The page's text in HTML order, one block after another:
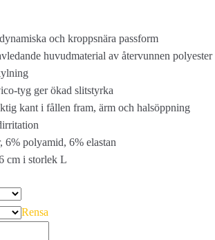
och kroppsnära passform
huvudmaterial av återvunnen polyester
tyg ger ökad slitstyrka
kant i fållen fram, ärm och halsöppning
6% polyamid, 6% elastan
cm i storlek L
Rensa